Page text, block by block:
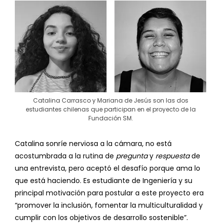
Catalina Carrasco y Mariana de Jesús son las dos
estudiantes chilenas que participan en el proyecto de la
Fundación SM.
Catalina sonríe nerviosa a la cámara, no está
acostumbrada a la rutina de preguntay respuestade
una entrevista, pero aceptó el desafío porque ama lo
que está haciendo. Es estudiante de Ingeniería y su
principal motivación para postular a este proyecto era
“promover la inclusión, fomentar la multiculturalidad y
cumplir con los objetivos de desarrollo sostenible”.